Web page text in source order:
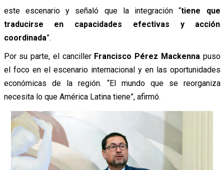
este escenario y señaló que la integración “tiene que
traducirse en capacidades efectivas y acción
coordinada”.
Por su parte, el canciller Francisco Pérez Mackennapuso
el foco en el escenario internacional y en las oportunidades
económicas de la región. “El mundo que se reorganiza
necesita lo que América Latina tiene”, afirmó.